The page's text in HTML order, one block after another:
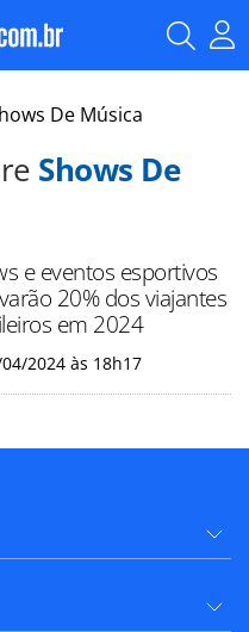
De Música
Shows De
e eventos esportivos
20% dos viajantes
em 2024
2024 às 18h17